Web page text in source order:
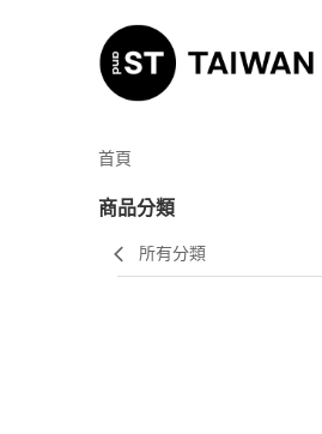
首頁
商品分類
所有分類